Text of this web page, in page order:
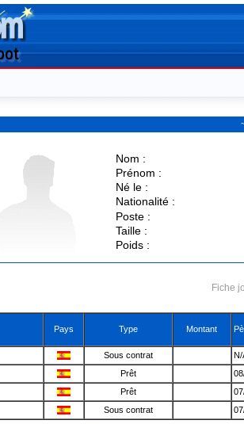
Nom :
Prénom :
Né le :
Nationalité :
Poste :
Taille :
Poids :
Fiche
Pays Type Montant
Sous contrat N/
Prêt
Prêt
Sous contrat